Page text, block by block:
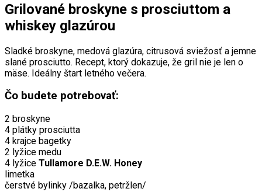
Grilované broskyne s prosciuttom a
whiskey glazúrou
Sladké broskyne, medová glazúra, citrusová sviežosť a jemne
slané prosciutto. Recept, ktorý dokazuje, že gril nie je len o
mäse. Ideálny štart letného večera.
Čo budete potrebovať:
2 broskyne
4 plátky prosciutta
4 krajce bagetky
2 lyžice medu
4 lyžice Tullamore D.E.W. Honey
limetka
čerstvé bylinky /bazalka, petržlen/